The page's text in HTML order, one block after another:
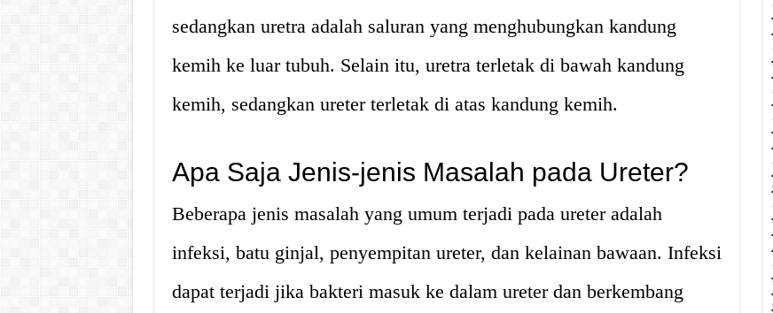
sedangkan uretra adalah saluran yang menghubungkan kandung
kemih ke luar tubuh. Selain itu, uretra terletak di bawah kandung
kemih, sedangkan ureter terletak di atas kandung kemih.
Apa Saja Jenis-jenis Masalah pada Ureter?
Beberapa jenis masalah yang umum terjadi pada ureter adalah
infeksi, batu ginjal, penyempitan ureter, dan kelainan bawaan. Infeksi
dapat terjadi jika bakteri masuk ke dalam ureter dan berkembang